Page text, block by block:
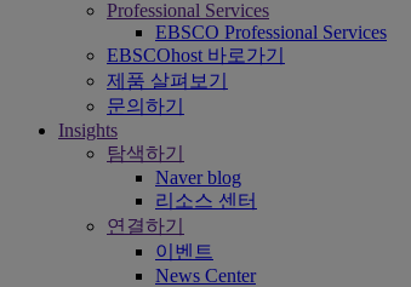
Professional Services
EBSCO Professional Services
EBSCOhost 바로가기
제품 살펴보기
문의하기
Insights
탐색하기
Naver blog
리소스 센터
연결하기
이벤트
News Center